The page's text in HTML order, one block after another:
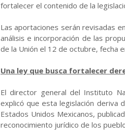
fortalecer el contenido de la
Las aportaciones serán revisadas
análisis e incorporación de las
de la Unión el 12 de octubre, fecha
Una ley que busca fortalecer
El director general del Instituto
explicó que esta legislación deriva
Estados Unidos Mexicanos,
reconocimiento jurídico de los